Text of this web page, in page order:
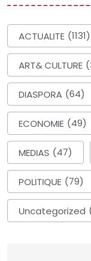
ACTUALITE (1131)
ART& CULTURE
DIASPORA (64)
ECONOMIE (49)
MEDIAS (47)
POLITIQUE (79)
Uncategorized